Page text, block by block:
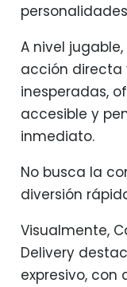
A nivel
acción directa
inesperadas,
accesible y
inmediato.
No busca la
diversión
Visualmente,
Delivery
expresivo, con